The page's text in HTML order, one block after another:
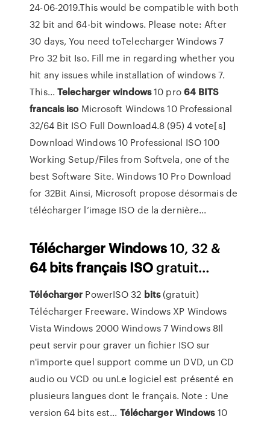
2019-06-24.This would be compatible with both
32 bit and 64-bit windows. Please note: After
30 days, You need toTelecharger Windows 7
Pro 32 bit Iso. Fill me in regarding whether you
hit any issues while installation of windows 7.
This...Telecharger windows10 pro64 BITS
francais isoMicrosoft Windows 10 Professional
32/64 Bit ISO Full Download4.8 (95) 4 vote[s]
Download Windows 10 Professional ISO 100
Working Setup/Files from Softvela, one of the
best Software Site. Windows 10 Pro Download
for 32Bit Ainsi, Microsoft propose désormais de
télécharger l’image ISO de la dernière...
TéléchargerWindows10, 32 &
64bitsfrançais ISOgratuit…
Télécharger PowerISO 32 bits(gratuit)
Télécharger Freeware. Windows XP Windows
Vista Windows 2000 Windows 7 Windows 8Il
peut servir pour graver un fichier ISO sur
n'importe quel support comme un DVD, un CD
audio ou VCD ou unLe logiciel est présenté en
plusieurs langues dont le français. Note : Une
version 64 bits est... Télécharger Windows10